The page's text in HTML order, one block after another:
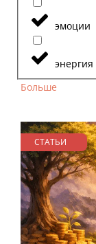
эмоции
энергия
Больше
СТАТЬИ